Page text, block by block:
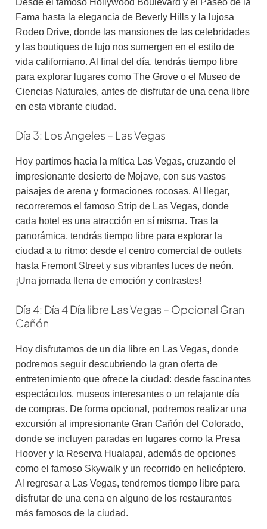
Fama hasta la elegancia de Beverly Hills y la lujosa
Rodeo Drive, donde las mansiones de las celebridades
y las boutiques de lujo nos sumergen en el estilo de
vida californiano. Al final del día, tendrás tiempo libre
para explorar lugares como The Grove o el Museo de
Ciencias Naturales, antes de disfrutar de una cena libre
en esta vibrante ciudad.
Día 3: Los Angeles – Las Vegas
Hoy partimos hacia la mítica Las Vegas, cruzando el
impresionante desierto de Mojave, con sus vastos
paisajes de arena y formaciones rocosas. Al llegar,
recorreremos el famoso Strip de Las Vegas, donde
cada hotel es una atracción en sí misma. Tras la
panorámica, tendrás tiempo libre para explorar la
ciudad a tu ritmo: desde el centro comercial de outlets
hasta Fremont Street y sus vibrantes luces de neón.
¡Una jornada llena de emoción y contrastes!
Día 4: Día 4 Día libre Las Vegas – Opcional Gran
Cañón
Hoy disfrutamos de un día libre en Las Vegas, donde
podremos seguir descubriendo la gran oferta de
entretenimiento que ofrece la ciudad: desde fascinantes
espectáculos, museos interesantes o un relajante día
de compras. De forma opcional, podremos realizar una
excursión al impresionante Gran Cañón del Colorado,
donde se incluyen paradas en lugares como la Presa
Hoover y la Reserva Hualapai, además de opciones
como el famoso Skywalk y un recorrido en helicóptero.
Al regresar a Las Vegas, tendremos tiempo libre para
disfrutar de una cena en alguno de los restaurantes
más famosos de la ciudad.